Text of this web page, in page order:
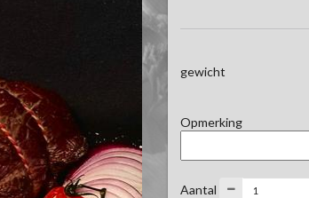
gewicht
Opmerking
Aantal